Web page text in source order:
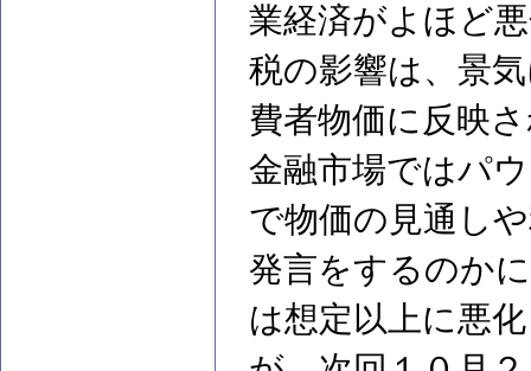
業経済がよほど
税の影響は、景
費者物価に反映
金融市場ではパ
で物価の見通し
発言をするのか
は想定以上に悪